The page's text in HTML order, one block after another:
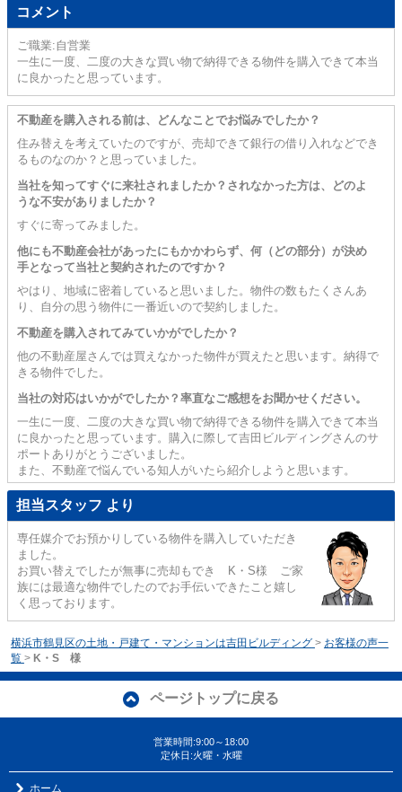
コメント
ご職業:自営業
一生に一度、二度の大きな買い物で納得できる物件を購入できて本当
に良かったと思っています。
不動産を購入される前は、どんなことでお悩みでしたか？
住み替えを考えていたのですが、売却できて銀行の借り入れなどでき
るものなのか？と思っていました。
当社を知ってすぐに来社されましたか？されなかった方は、どのよ
うな不安がありましたか？
すぐに寄ってみました。
他にも不動産会社があったにもかかわらず、何（どの部分）が決め
手となって当社と契約されたのですか？
やはり、地域に密着していると思いました。物件の数もたくさんあ
り、自分の思う物件に一番近いので契約しました。
不動産を購入されてみていかがでしたか？
他の不動産屋さんでは買えなかった物件が買えたと思います。納得で
きる物件でした。
当社の対応はいかがでしたか？率直なご感想をお聞かせください。
一生に一度、二度の大きな買い物で納得できる物件を購入できて本当
に良かったと思っています。購入に際して吉田ビルディングさんのサ
ポートありがとうございました。
また、不動産で悩んでいる知人がいたら紹介しようと思います。
担当スタッフ より
専任媒介でお預かりしている物件を購入していただき
ました。
お買い替えでしたが無事に売却もでき K・S様 ご家
族には最適な物件でしたのでお手伝いできたこと嬉し
く思っております。
横浜市鶴見区の土地・戸建て・マンションは吉田ビルディング > お客様の声一
覧 > K・S 様
ページトップに戻る
営業時間:9:00～18:00
定休日:火曜・水曜
ホーム